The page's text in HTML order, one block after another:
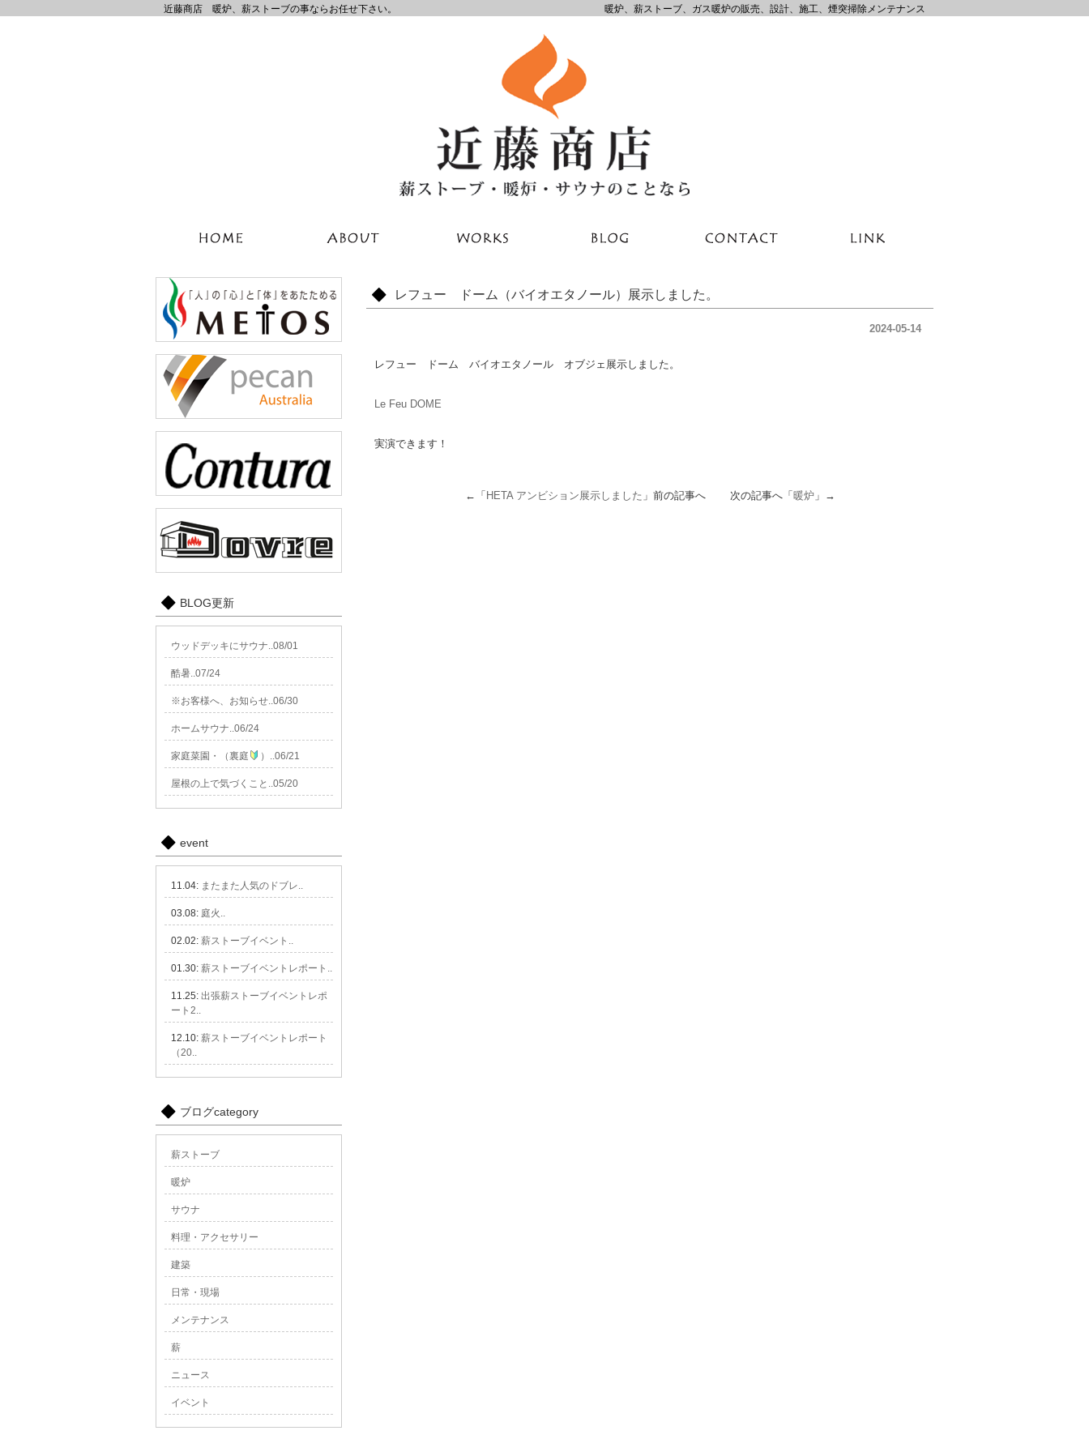
近藤商店 暖炉、薪ストーブの事ならお任せ下さい。 暖炉、薪ストーブ、ガス暖炉の販売、設計、施工、煙突掃除メンテナンス
レフュー ドーム（バイオエタノール）展示しました。
2024-05-14
レフュー ドーム バイオエタノール オブジェ展示しました。
Le Feu DOME
実演できます！
←「 HETA アンビション展示しました 」前の記事へ 次の記事へ「 暖炉」→
BLOG更新
ウッドデッキにサウナ..08/01
酷暑..07/24
※お客様へ、お知らせ..06/30
ホームサウナ..06/24
家庭菜園・（裏庭 ）..06/21
屋根の上で気づくこと..05/20
event
11.04: またまた人気のドブレ..
03.08: 庭火..
02.02: 薪ストーブイベント..
01.30: 薪ストーブイベントレポート..
11.25: 出張薪ストーブイベントレポ
ート2..
12.10: 薪ストーブイベントレポート
（20..
ブログcategory
薪ストーブ
暖炉
サウナ
料理・アクセサリー
建築
日常・現場
メンテナンス
薪
ニュース
イベント